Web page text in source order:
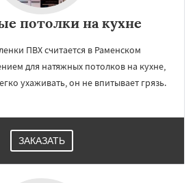
потолки на кухне
ПВХ считается в Раменском
для натяжных потолков на кухне,
ухаживать, он не впитывает грязь.
ЗАКАЗАТЬ